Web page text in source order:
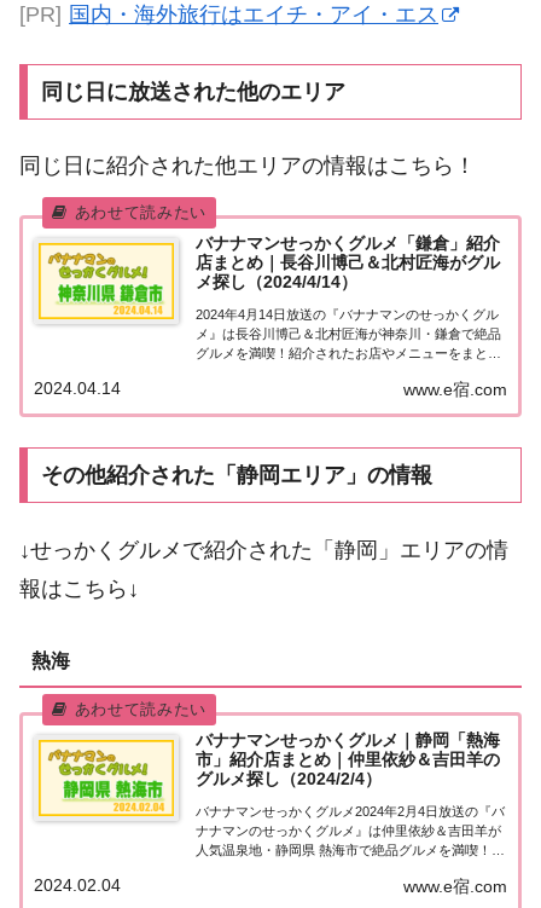
[PR] 国内・海外旅行はエイチ・アイ・エス
同じ日に放送された他のエリア
同じ日に紹介された他エリアの情報はこちら！
バナナマンせっかくグルメ「鎌倉」紹介
店まとめ｜長谷川博己＆北村匠海がグル
メ探し（2024/4/14）
2024年4月14日放送の『バナナマンのせっかくグル
メ』は長谷川博己＆北村匠海が神奈川・鎌倉で絶品
グルメを満喫！紹介されたお店やメニューをまとめ
「神奈川・鎌倉」でグルメ探し地元の人に「せっか
くこの町に来たなら食べた方がいいグルメは何で
www.e宿.com
2024.04.14
その他紹介された「静岡エリア」の情報
↓せっかくグルメで紹介された「静岡」エリアの情
報はこちら↓
熱海
バナナマンせっかくグルメ｜静岡「熱海
市」紹介店まとめ｜仲里依紗＆吉田羊の
グルメ探し（2024/2/4）
バナナマンせっかくグルメ2024年2月4日放送の『バ
ナナマンのせっかくグルメ』は仲里依紗＆吉田羊が
人気温泉地・静岡県 熱海市で絶品グルメを満喫！漁
欲で平らげる！紹介されたお店やメニューをまとめ
www.e宿.com
2024.02.04